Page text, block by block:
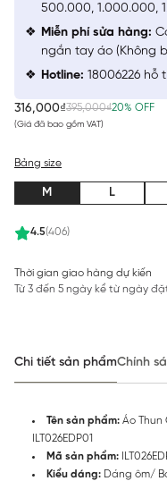
316,000₫395,000₫20% OFF
(Giá đã bao gồm VAT)
4.5(406)
Bảng size
M L
Thời gian giao hàng dự kiến
Từ 3 đến 5 ngày kể từ ngày
500.000, 1.000.000,
Miễn phí sửa hàng:
ngắn tay áo (Không
Hotline: 18006226 hỗ
Chi tiết sản phẩmChính
Tên sản phẩm: Áo Thun
ILT026EDP01
Mã sản phẩm:
Kiểu dáng: Dáng ôm/